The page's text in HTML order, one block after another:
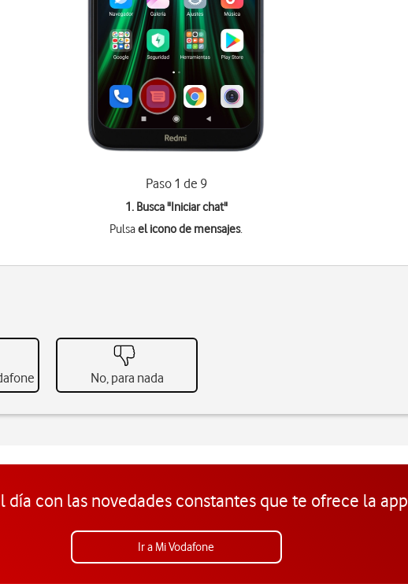
Paso 1 de 9
1. Busca "Iniciar chat"
Pulsael icono de mensajes.
No, para nada
día con las novedades constantes que te ofrece la app
Ir a Mi Vodafone